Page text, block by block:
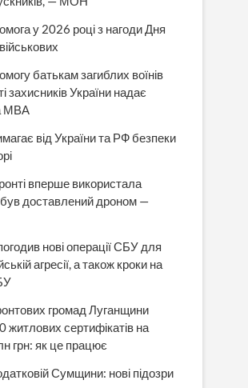
у 2026 році з нагоди Дня
батькам загиблих воїнів
захисників України надає
МВА
від України та РФ безпеки
вперше використала
був доставлений дроном —
нові операції СБУ для
агресії, а також кроки на
громад Луганщини
житлових сертифікатів на
грн: як це працює
Сумщини: нові підозри